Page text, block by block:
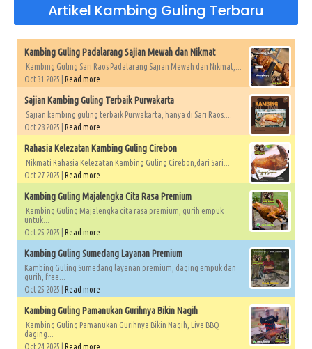
Artikel Kambing Guling Terbaru
Kambing Guling Padalarang Sajian Mewah dan Nikmat
Kambing Guling Sari Raos Padalarang Sajian Mewah dan Nikmat,...
Oct 31 2025 | Read more
Sajian Kambing Guling Terbaik Purwakarta
Sajian kambing guling terbaik Purwakarta, hanya di Sari Raos....
Oct 28 2025 | Read more
Rahasia Kelezatan Kambing Guling Cirebon
Nikmati Rahasia Kelezatan Kambing Guling Cirebon,dari Sari...
Oct 27 2025 | Read more
Kambing Guling Majalengka Cita Rasa Premium
Kambing Guling Majalengka cita rasa premium, gurih empuk
untuk...
Oct 25 2025 | Read more
Kambing Guling Sumedang Layanan Premium
Kambing Guling Sumedang layanan premium, daging empuk dan
gurih, free...
Oct 25 2025 | Read more
Kambing Guling Pamanukan Gurihnya Bikin Nagih
Kambing Guling Pamanukan Gurihnya Bikin Nagih, Live BBQ
daging...
Oct 24 2025 | Read more